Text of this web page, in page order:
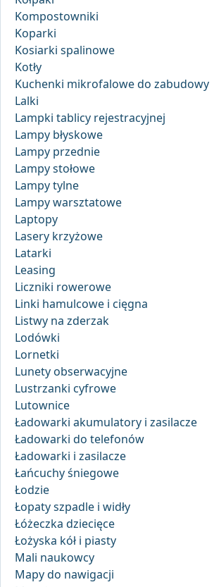
Kompostowniki
Koparki
Kosiarki spalinowe
Kotły
Kuchenki mikrofalowe do zabudowy
Lalki
Lampki tablicy rejestracyjnej
Lampy błyskowe
Lampy przednie
Lampy stołowe
Lampy tylne
Lampy warsztatowe
Laptopy
Lasery krzyżowe
Latarki
Leasing
Liczniki rowerowe
Linki hamulcowe i cięgna
Listwy na zderzak
Lodówki
Lornetki
Lunety obserwacyjne
Lustrzanki cyfrowe
Lutownice
Ładowarki akumulatory i zasilacze
Ładowarki do telefonów
Ładowarki i zasilacze
Łańcuchy śniegowe
Łodzie
Łopaty szpadle i widły
Łóżeczka dziecięce
Łożyska kół i piasty
Mali naukowcy
Mapy do nawigacji